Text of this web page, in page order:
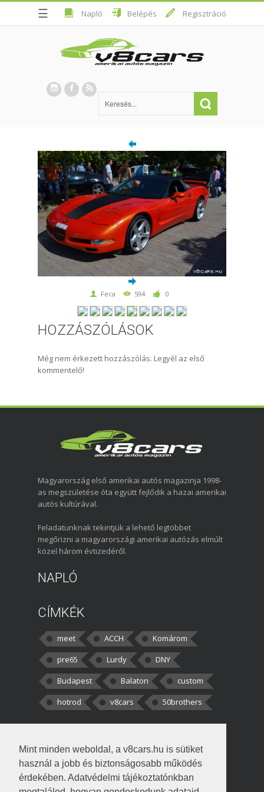
Mint minden weboldal, a v8cars.hu is sütiket
használ a jobb és biztonságosabb működés
érdekében. Adatvédelmi tájékoztatónkban
☰ Napló Belépés Regisztráció
Feca 594 0
HOZZÁSZÓLÁSOK
Még nem érkezett hozzászólás. Legyél az első
kommentelő!
Magyarország első amerikai autós magazinja 1998-
as megszületése óta együtt fejlődik a hazai amerikai
autós kultúrával.
Feladatunknak tekintjük a lehető legtöbbet
megőrizni a magyarországi amerikai autózás elmúlt
közel három évtizedéről.
NAPLÓ
CÍMKÉK
meet ACCH
Komárom
pre65
Lurdy
DNY
Budapest
Balaton
custom
hotrod
v8cars 50brothers
kortisz:Elszúrtam! Én csak két
darabbaal számoltam. Nem tudtam, hogy fél autót,